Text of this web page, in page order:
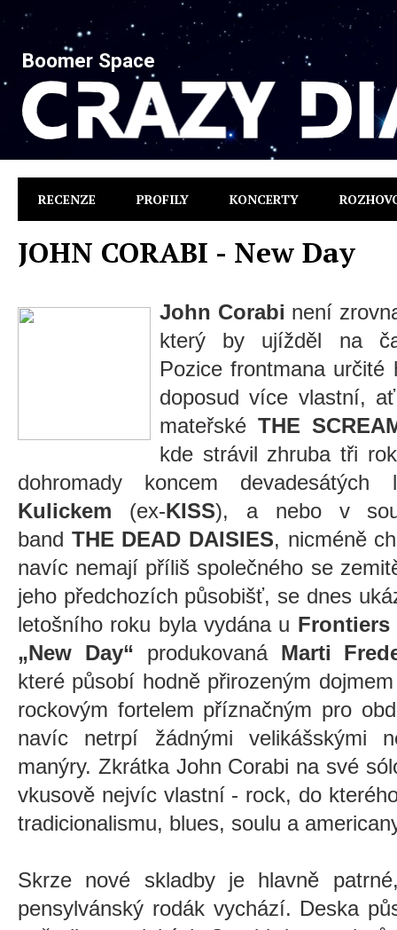
Boomer Space
RECENZE PROFILY KONCERTY
JOHN CORABI - New Day
John Corabi není
který by ujížděl na
Pozice frontmana určité
doposud více vlastní,
mateřské THE
kde strávil zhruba tři
dohromady koncem
Kulickem (ex-KISS), a nebo v
band THE DEAD DAISIES, nicméně
navíc nemají příliš společného se
jeho předchozích působišť, se dnes
letošního roku byla vydána u
„New Day“ produkovanáMarti
které působí hodně přirozeným
rockovým fortelem příznačným pro
navíc netrpí žádnými velikášskými
manýry. Zkrátka John Corabi na své
vkusově nejvíc vlastní - rock, do
tradicionalismu, blues, soulu a
Skrze nové skladby je hlavně
pensylvánský rodák vychází. Deska